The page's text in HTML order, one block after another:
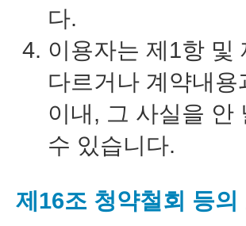
다.
이용자는 제1항 및
다르거나 계약내
이내, 그 사실을 안
수 있습니다.
제16조 청약철회 등의